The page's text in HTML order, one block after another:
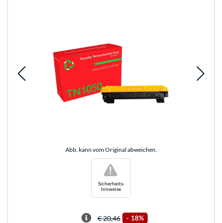
Abb. kann vom Original abweichen.
Sicherheits-
hinweise
!
€ 20,46 - 18%